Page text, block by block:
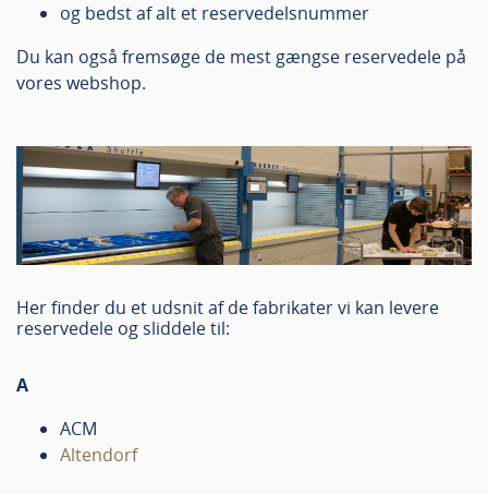
og bedst af alt et reservedelsnummer
Du kan også fremsøge de mest gængse reservedele på
vores webshop.
Her finder du et udsnit af de fabrikater vi kan levere
reservedele og sliddele til:
A
ACM
Altendorf